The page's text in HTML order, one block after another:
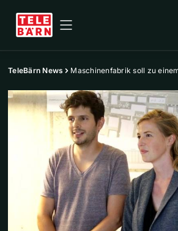
TeleBärn News Maschinenfabrik soll zu